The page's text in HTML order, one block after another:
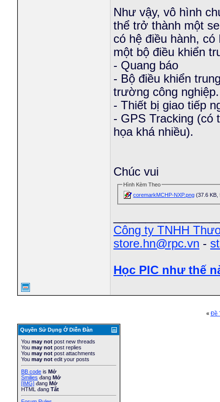
Như vậy, vô hình
thể trở thành một
có hệ điều hành,
một bộ điều khiển
- Quang báo
- Bộ điều khiển
trường công nghiệp.
- Thiết bị giao tiếp
- GPS Tracking (có
họa khá nhiều).
Chúc vui
Hình Kèm Theo
coremarkMCHP-NXP.png (37.6 KB,
Công ty TNHH
store.hn@rpc.vn -
Học PIC như thế
« Ðề
Quyền Sử Dụng Ở Diễn Ðàn
You may not post new threads
You may not post replies
You may not post attachments
You may not edit your posts
BB code is Mở
Smilies đang Mở
[IMG] đang Mở
HTML đang Tắt